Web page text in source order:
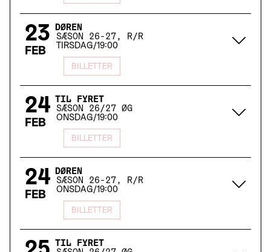
23
FEB
DØREN
SÆSON 26-27, R/R
TIRSDAG/19:00
BILLETTER
24
FEB
TIL FYRET
SÆSON 26/27 ØG
ONSDAG/19:00
BILLETTER
24
FEB
DØREN
SÆSON 26-27, R/R
ONSDAG/19:00
BILLETTER
TIL FYRET